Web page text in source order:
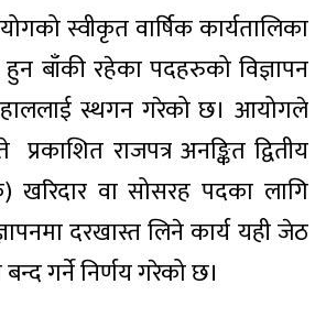
स्वीकृत वार्षिक कार्यतालिका
हुन बाँकी रहेका पदहरुको विज्ञापन
हाललाई स्थगन गरेको छ। आयोगले
राजपत्र अनङ्कित द्वितीय
खरिदार वा सोसरह पदका लागि
दरखास्त लिने कार्य यही जेठ
गर्ने निर्णय गरेको छ।